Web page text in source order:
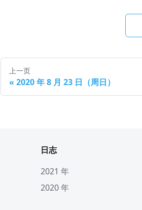
上一页
« 2020 年 8 月 23 日（周日）
日志
2021 年
2020 年